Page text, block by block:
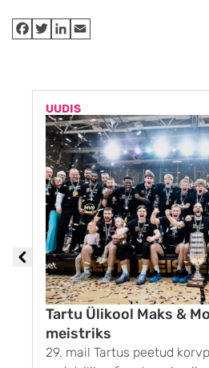
UUDIS
Tartu Ülikool Maks &
meistriks
29. mail Tartus peetud